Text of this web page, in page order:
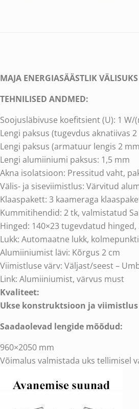
MAJA ENERGIASÄÄSTLIK VÄLISUKS
TEHNILISED ANDMED:
Soojusläbivuse koefitsient (U): 1 W/
Lengi paksus (tugevdus aknatiivas
Lengi paksus (armatuur lengis 2
Lengi alumiiniumi paksus: 1,5 mm
Akna isolatsioon: Pressitud vaht,
Välis- ja siseviimistlus: Värvitud
Klaaspakett: 3 kaameraga
Kummitihendid: 2 tk, valmistatud
Hinged: 140×23 tugevdatud
Lukk: Automaatne lukk,
Alumiiniumist lävi: Kõrgus 2 cm
Viimistluse värv: Väljast/seest –
Link: Alumiiniumist, värvus must
Kvaliteet:
Ukse konstruktsioon ja
Saadaolevad lengide mõõdud:
960×2050 mm
Võimalus valmistada uks tellimisel